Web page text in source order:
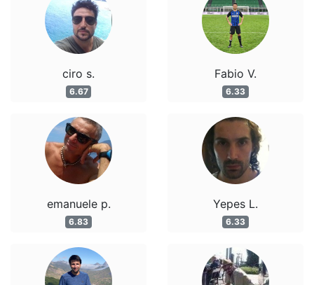
ciro s.
6.67
emanuele p.
6.83
Fabio V.
6.33
Yepes L.
6.33